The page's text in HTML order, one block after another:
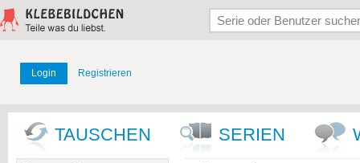
Login Registrieren
TAUSCHEN SERIEN